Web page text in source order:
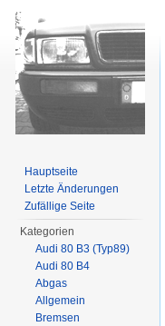
Hauptseite
Letzte Änderungen
Zufällige Seite
Kategorien
Audi 80 B3 (Typ89)
Audi 80 B4
Abgas
Allgemein
Bremsen